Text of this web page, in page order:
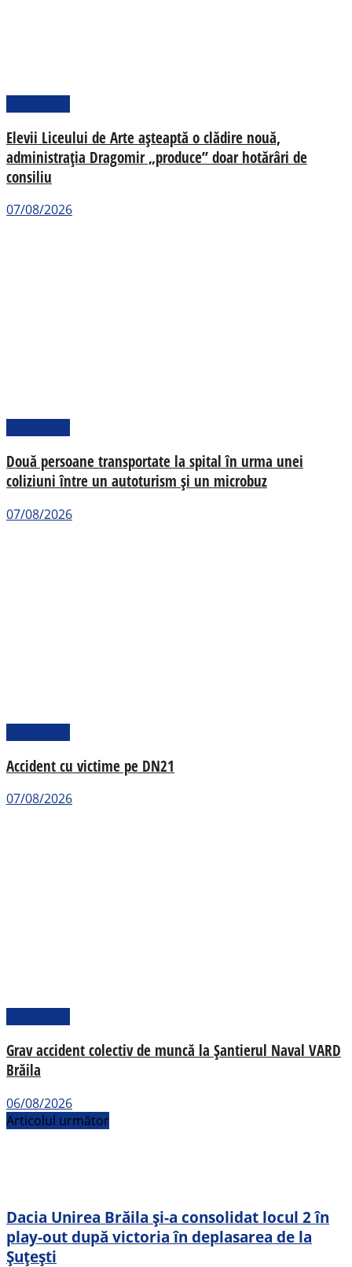
Elevii Liceului de Arte așteaptă o clădire nouă,
administrația Dragomir „produce” doar hotărâri de
consiliu
07/08/2026
Două persoane transportate la spital în urma unei
coliziuni între un autoturism și un microbuz
07/08/2026
Accident cu victime pe DN21
07/08/2026
Grav accident colectiv de muncă la Șantierul Naval VARD
Brăila
06/08/2026
Articolul următor
Dacia Unirea Brăila și-a consolidat locul 2 în
play-out după victoria în deplasarea de la
Șuțești